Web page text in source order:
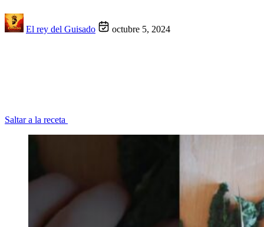
El rey del Guisado octubre 5, 2024
Saltar a la receta